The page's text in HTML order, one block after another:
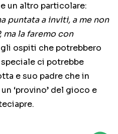
un altro particolare:
puntata a inviti, a me non
ma la faremo con
gli ospiti che potrebbero
speciale ci potrebbe
e suo padre che in
‘provino’ del gioco e